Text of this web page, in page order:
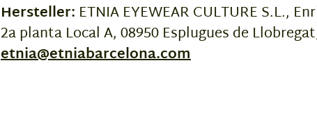
Hersteller: ETNIA EYEWEAR CULTURE S.L.,
2a planta Local A, 08950 Esplugues de
etnia@etniabarcelona.com